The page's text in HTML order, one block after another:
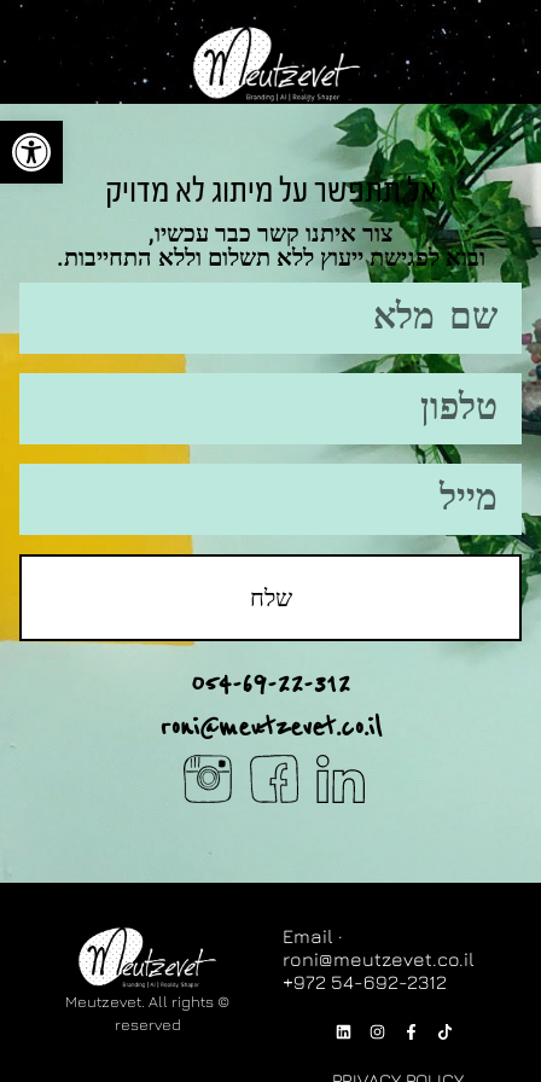
פתח
אל תתפשר על מיתוג לא מדויק
צור איתנו קשר כבר עכשיו,
ובוא לפגישת ייעוץ ללא תשלום וללא התחייבות.
שלח
054-69-22-312
roni@meutzevet.co.il
© Meutzevet. All rights
reserved
Email ·
roni@meutzevet.co.il